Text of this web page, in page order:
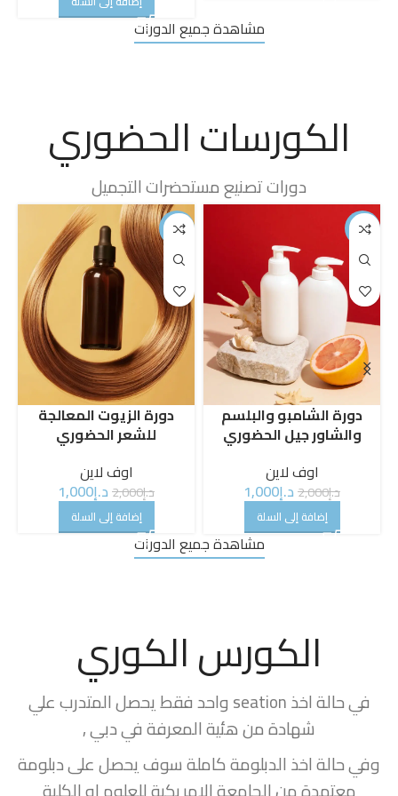
مشاهدة جميع الدورات
الكورسات الحضوري
دورات تصنيع مستحضرات التجميل
-50%
دورة مستحضرات التجميل
الحضوري
اوف لاين
د.إ2,000د.إ1,000
إضافة إلى السلة
-50%
دورة كريم البشرة الحضوري
اوف لاين
2,000د.إ1,000
إضافة إلى السلة
مشاهدة جميع الدورات
الكورس الكوري
في حالة اخذ seation واحد فقط يحصل المتدرب علي
شهادة من هئية المعرفة في دبي ,
وفي حالة اخذ الدبلومة كاملة سوف يحصل على دبلومة